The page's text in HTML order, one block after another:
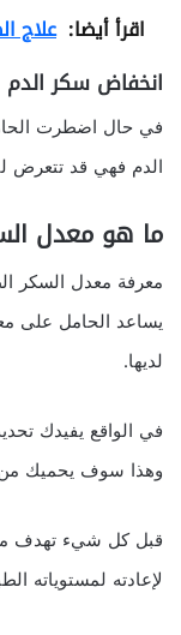
اقرأ أيضا: علاج
انخفاض سكر الدم
في حال اضطرت
الدم فهي قد تتعرض
ما هو معدل
معرفة معدل السكر
يساعد الحامل على
لديها.
في الواقع يفيدك
وهذا سوف يحميك من
قبل كل شيء تهدف
لإعادته لمستوياته